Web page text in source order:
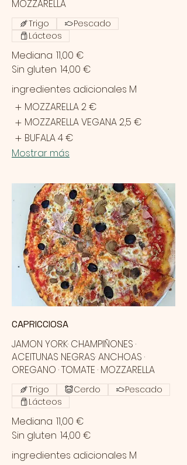
MOZZARELLA
Mediana 11,00 €
Sin gluten 14,00 €
Trigo
Pescado
Lácteos
ingredientes adicionales M
MOZZARELLA2 €
MOZZARELLA VEGANA2,5 €
BUFALA4 €
Mostrar más
CAPRICCIOSA
JAMON YORK· CHAMPIÑONES ·
ACEITUNAS NEGRAS· ANCHOAS ·
OREGANO · TOMATE · MOZZARELLA
Mediana 11,00 €
Sin gluten 14,00 €
Trigo Cerdo
Pescado
Lácteos
ingredientes adicionales M